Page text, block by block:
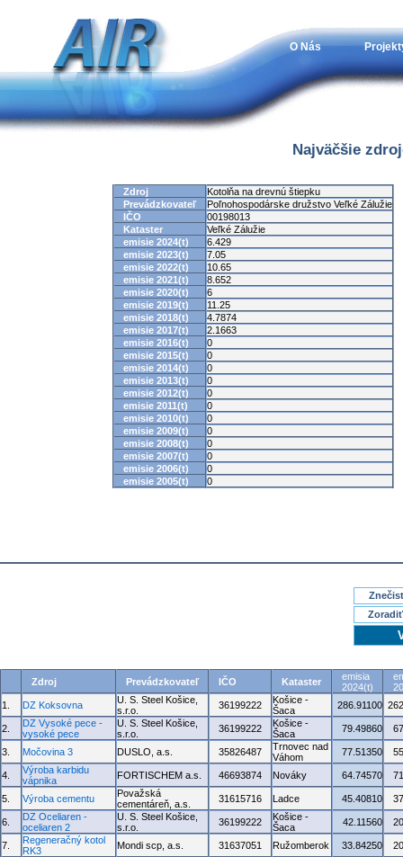
O Nás
Najväčšie
Zdroj
Kotolňa na drevnú štiepku
Prevádzkovateľ
Poľnohospodárske družstvo Veľké Zálužie
IČO
00198013
Kataster
Veľké Zálužie
emisie 2024(t)
6.429
emisie 2023(t)
7.05
emisie 2022(t)
10.65
emisie 2021(t)
8.652
emisie 2020(t)
6
emisie 2019(t)
11.25
emisie 2018(t)
4.7874
emisie 2017(t)
2.1663
emisie 2016(t)
0
emisie 2015(t)
0
emisie 2014(t)
0
emisie 2013(t)
0
emisie 2012(t)
0
emisie 2011(t)
0
emisie 2010(t)
0
emisie 2009(t)
0
emisie 2008(t)
0
emisie 2007(t)
0
emisie 2006(t)
0
emisie 2005(t)
0
Zdroj Prevádzkovateľ IČO Kataster
emisia
2024(t)
1.
DZ Koksovna
U. S. Steel Košice,
s.r.o.
36199222
Košice -
Šaca
286.91100
2.
DZ Vysoké pece -
vysoké pece
U. S. Steel Košice,
s.r.o.
36199222
Košice -
Šaca
79.49860
3. Močovina 3 DUSLO, a.s. 35826487
Trnovec nad
Váhom
77.51350
4.
Výroba karbidu
vápnika
FORTISCHEM a.s. 46693874 Nováky 64.74570
5. Výroba cementu
Považská
cementáreň, a.s.
31615716 Ladce 45.40810
6.
DZ Oceliaren -
oceliaren 2
U. S. Steel Košice,
s.r.o.
36199222
Košice -
Šaca
42.11560
7.
Regeneračný kotol
RK3
Mondi scp, a.s. 31637051 Ružomberok 33.84250